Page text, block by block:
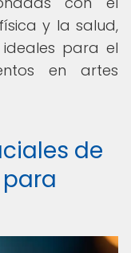
y la salud,
para el
en artes
de